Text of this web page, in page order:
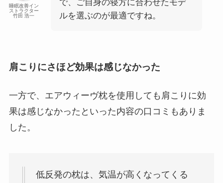
睡眠改善イン
ストラクター
竹田 浩一
で、ご自身の寝方に合わせたモデ
ルを選ぶのが最適ですね。
肩こりにさほど効果は感じなかった
一方で、エアウィーヴ枕を使用しても肩こりに効
果は感じなかったといった内容の口コミもありま
した。
低反発の枕は、気温が高くなってくる